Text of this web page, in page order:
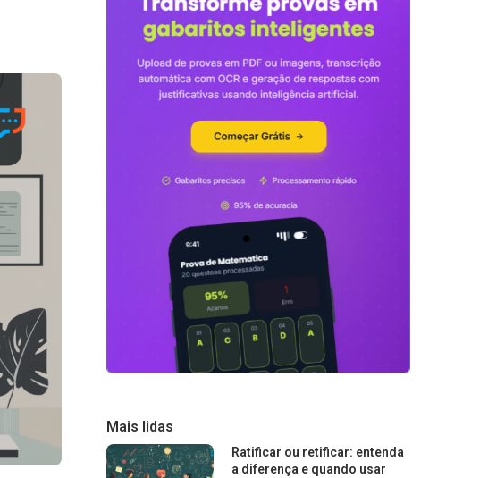
Mais lidas
Ratificar ou retificar: entenda
a diferença e quando usar